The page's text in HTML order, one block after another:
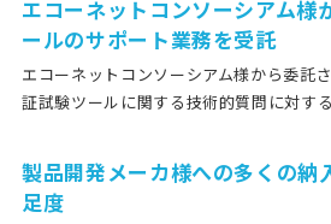
エコーネットコンソーシアム様
ールのサポート業務を受託
エコーネットコンソーシアム様から委託
証試験ツールに関する技術的質問に対す
製品開発メーカ様への多くの納
足度